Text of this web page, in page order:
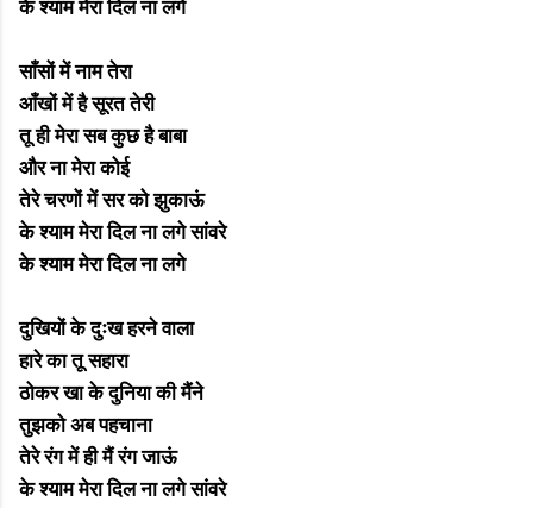
के श्याम मेरा दिल ना लगे
साँसों में नाम तेरा
आँखों में है सूरत तेरी
तू ही मेरा सब कुछ है बाबा
और ना मेरा कोई
तेरे चरणों में सर को झुकाऊं
के श्याम मेरा दिल ना लगे सांवरे
के श्याम मेरा दिल ना लगे
दुखियों के दुःख हरने वाला
हारे का तू सहारा
ठोकर खा के दुनिया की मैंने
तुझको अब पहचाना
तेरे रंग में ही मैं रंग जाऊं
के श्याम मेरा दिल ना लगे सांवरे